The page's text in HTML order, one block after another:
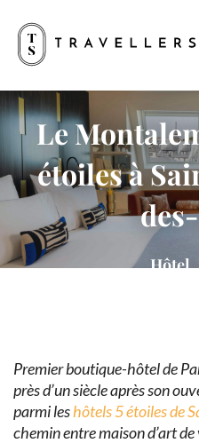
Le
étoiles à
Hôtel,
Premier boutique-hôtel de
près d’un siècle après son
parmi leshôtels 5 étoiles de
chemin entre maison d’art